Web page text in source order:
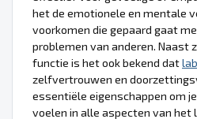
het de emotionele en mentale
voorkomen die gepaard gaat
problemen van anderen. Naast
functie is het ook bekend dat
zelfvertrouwen en
essentiële eigenschappen om
voelen in alle aspecten van het